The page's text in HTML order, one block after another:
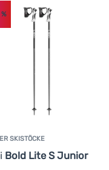
SKISTÖCKE
Bold Lite S Junior